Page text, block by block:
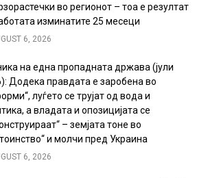
во регионот – тоа е резултат
изминатите 25 месеци
6, 2026
на една пропадната држава (јули
Додека правдата е заробена во
луѓето се трујат од вода и
а владата и опозицијата се
– земјата тоне во
и молчи пред Украина
6, 2026